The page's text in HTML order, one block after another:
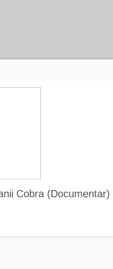
Cobra (Documentar)